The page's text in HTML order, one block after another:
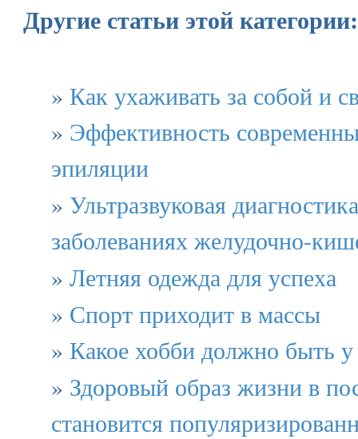
Другие статьи этой категории:
» Как ухаживать за собой и
» Эффективность
эпиляции
» Ультразвуковая
заболеваниях желудочно-
» Летняя одежда для успеха
» Спорт приходит в массы
» Какое хобби должно быть у
» Здоровый образ жизни в
становится